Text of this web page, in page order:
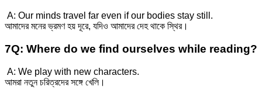
A: Our minds travel far even if our bodies stay still.
আমাদের মনের ভ্রমণ হয় দূরে, যদিও আমাদের দেহ থাকে স্থির।
7Q: Where do we find ourselves while reading?
A: We play with new characters.
আমরা নতুন চরিত্রদের সঙ্গে খেলি।